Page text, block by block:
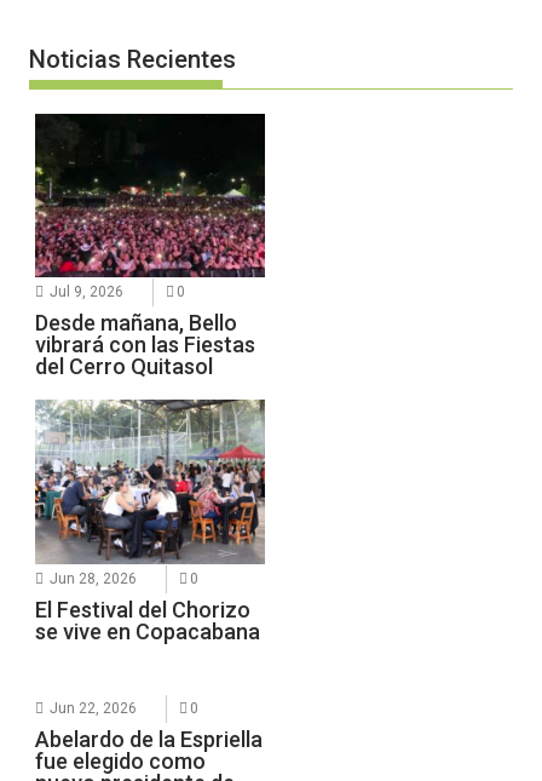
Noticias Recientes
Jul 9, 2026 0
Desde mañana, Bello
vibrará con las Fiestas
del Cerro Quitasol
Jun 28, 2026 0
El Festival del Chorizo
se vive en Copacabana
Jun 22, 2026 0
Abelardo de la Espriella
fue elegido como